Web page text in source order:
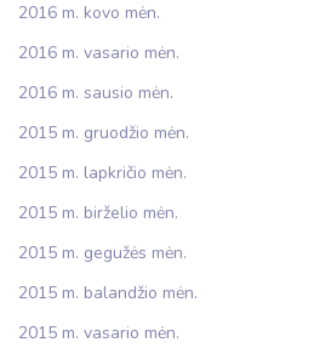
2016 m. kovo mėn.
2016 m. vasario mėn.
2016 m. sausio mėn.
2015 m. gruodžio mėn.
2015 m. lapkričio mėn.
2015 m. birželio mėn.
2015 m. gegužės mėn.
2015 m. balandžio mėn.
2015 m. vasario mėn.